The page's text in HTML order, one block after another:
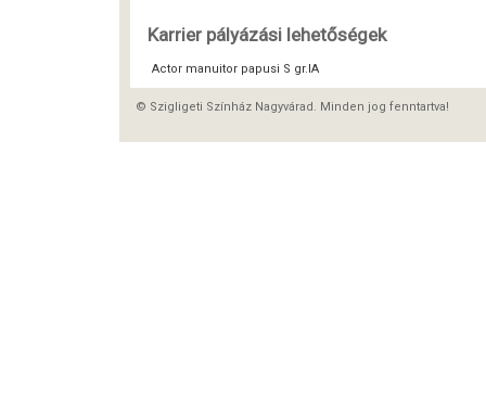
Karrier pályázási lehetőségek
Actor manuitor papusi S gr.IA
© Szigligeti Színház Nagyvárad. Minden jog fenntartva!